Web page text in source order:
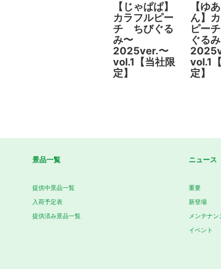
【じゃぱぱ】
カラフルピー
チ ちびぐる
み〜
2025ver.〜
vol.1【当社限
定】
【ゆ
ん】
ピー
ぐる
vol.1
定】
景品一覧
提供中景品一覧
入荷予定表
提供済み景品一覧
ニュース
重要
新登場
メンテナン
イベント